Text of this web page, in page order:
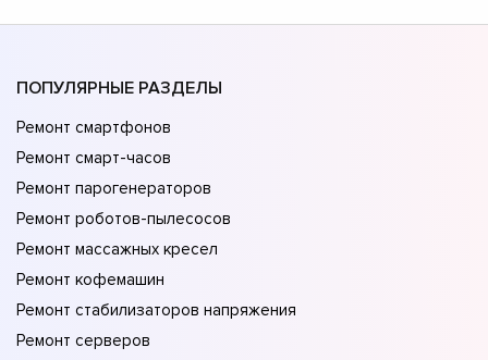
ПОПУЛЯРНЫЕ РАЗДЕЛЫ
Ремонт смартфонов
Ремонт смарт-часов
Ремонт парогенераторов
Ремонт роботов-пылесосов
Ремонт массажных кресел
Ремонт кофемашин
Ремонт стабилизаторов напряжения
Ремонт серверов